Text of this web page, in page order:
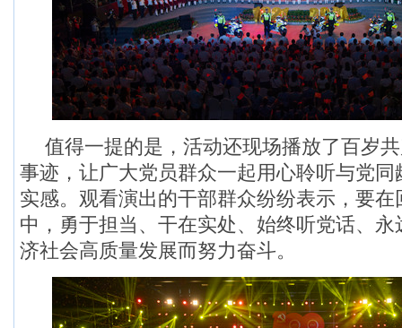
值得一提的是，活动还现场播放了百岁
事迹，让广大党员群众一起用心聆听与党
实感。观看演出的干部群众纷纷表示，要
中，勇于担当、干在实处、始终听党话、
济社会高质量发展而努力奋斗。